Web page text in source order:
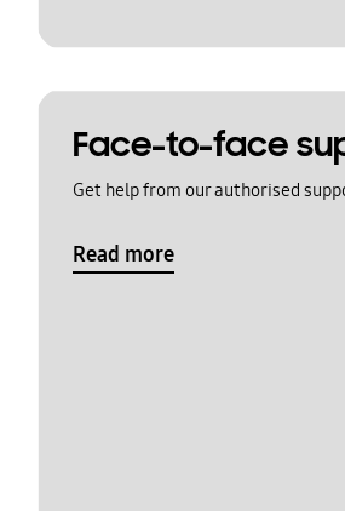
Face-to-face
Get help from our authorised
Read more